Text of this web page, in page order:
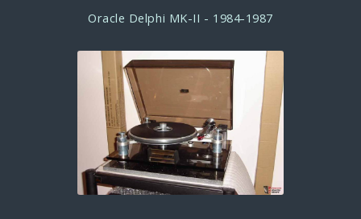
Oracle Delphi MK-II - 1984-1987